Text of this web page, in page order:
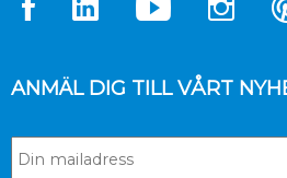
ANMÄL DIG TILL VÅRT